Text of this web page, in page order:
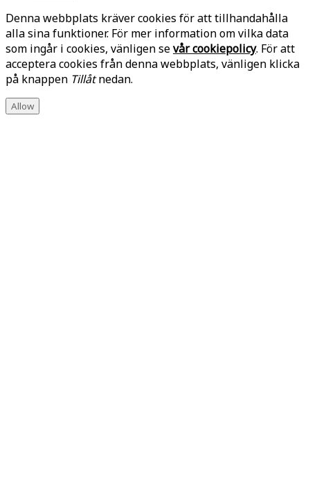
Denna webbplats kräver cookies för att tillhandahålla
alla sina funktioner. För mer information om vilka data
som ingår i cookies, vänligen sevår cookiepolicy. För att
acceptera cookies från denna webbplats, vänligen klicka
på knappen Tillåtnedan.
Allow